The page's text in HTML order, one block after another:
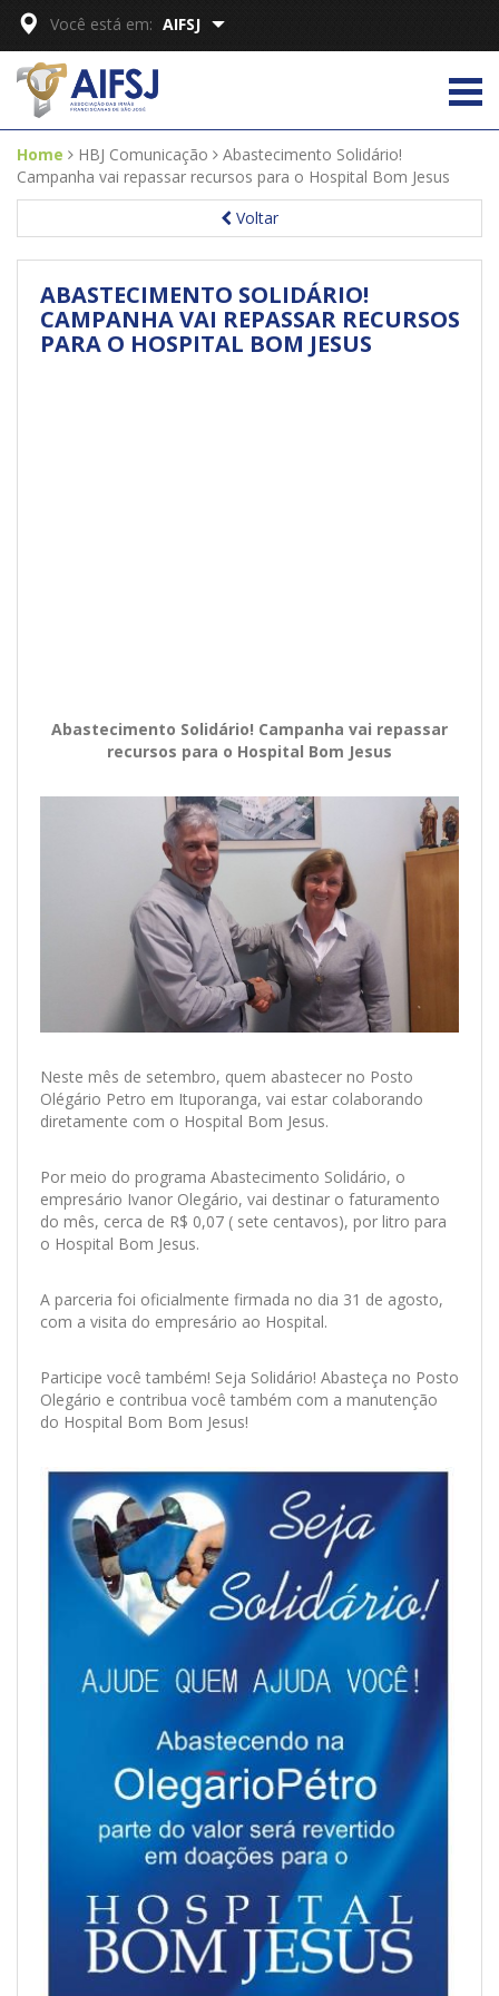
Você está em: AIFSJ
Home HBJ Comunicação
Abastecimento Solidário!
Campanha vai repassar recursos para o Hospital Bom Jesus
Voltar
ABASTECIMENTO SOLIDÁRIO!
CAMPANHA VAI REPASSAR RECURSOS
PARA O HOSPITAL BOM JESUS
Abastecimento Solidário! Campanha vai repassar
recursos para o Hospital Bom Jesus
Neste mês de setembro, quem abastecer no Posto
Olégário Petro em Ituporanga, vai estar colaborando
diretamente com o Hospital Bom Jesus.
Por meio do programa Abastecimento Solidário, o
empresário Ivanor Olegário, vai destinar o faturamento
do mês, cerca de R$ 0,07 ( sete centavos), por litro para
o Hospital Bom Jesus.
A parceria foi oficialmente firmada no dia 31 de agosto,
com a visita do empresário ao Hospital.
Participe você também! Seja Solidário! Abasteça no Posto
Olegário e contribua você também com a manutenção
do Hospital Bom Bom Jesus!